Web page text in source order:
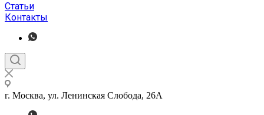
Статьи
Контакты
г. Москва, ул. Ленинская Слобода, 26А